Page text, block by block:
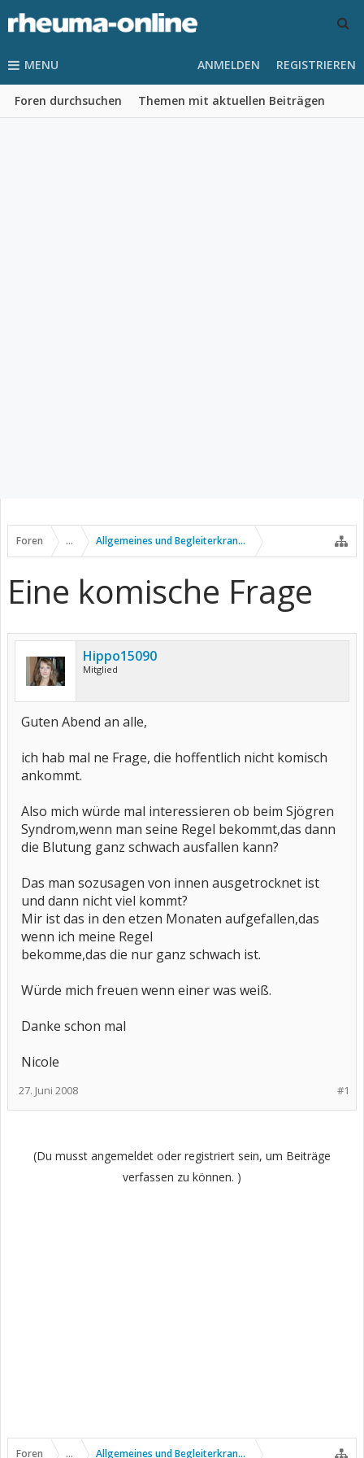
MENU
Foren durchsuchen Themen mit aktuellen Beiträgen
ANMELDEN REGISTRIEREN
Foren ... Allgemeines und Begleiterkrankungen
Eine komische Frage
Hippo15090
Mitglied
Guten Abend an alle,
ich hab mal ne Frage, die hoffentlich nicht komisch
ankommt.
Also mich würde mal interessieren ob beim Sjögren
Syndrom,wenn man seine Regel bekommt,das dann
die Blutung ganz schwach ausfallen kann?
Das man sozusagen von innen ausgetrocknet ist
und dann nicht viel kommt?
Mir ist das in den etzen Monaten aufgefallen,das
wenn ich meine Regel
bekomme,das die nur ganz schwach ist.
Würde mich freuen wenn einer was weiß.
Danke schon mal
Nicole
#1
27. Juni 2008
(Du musst angemeldet oder registriert sein, um Beiträge
verfassen zu können. )
Foren ... Allgemeines und Begleiterkrankungen